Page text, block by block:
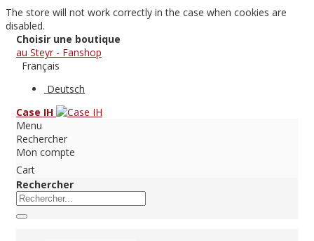
The store will not work correctly in the case when cookies are
disabled.
Choisir une boutique
au Steyr - Fanshop
Français
Deutsch
Case IH
Menu
Rechercher
Mon compte
Cart
Rechercher